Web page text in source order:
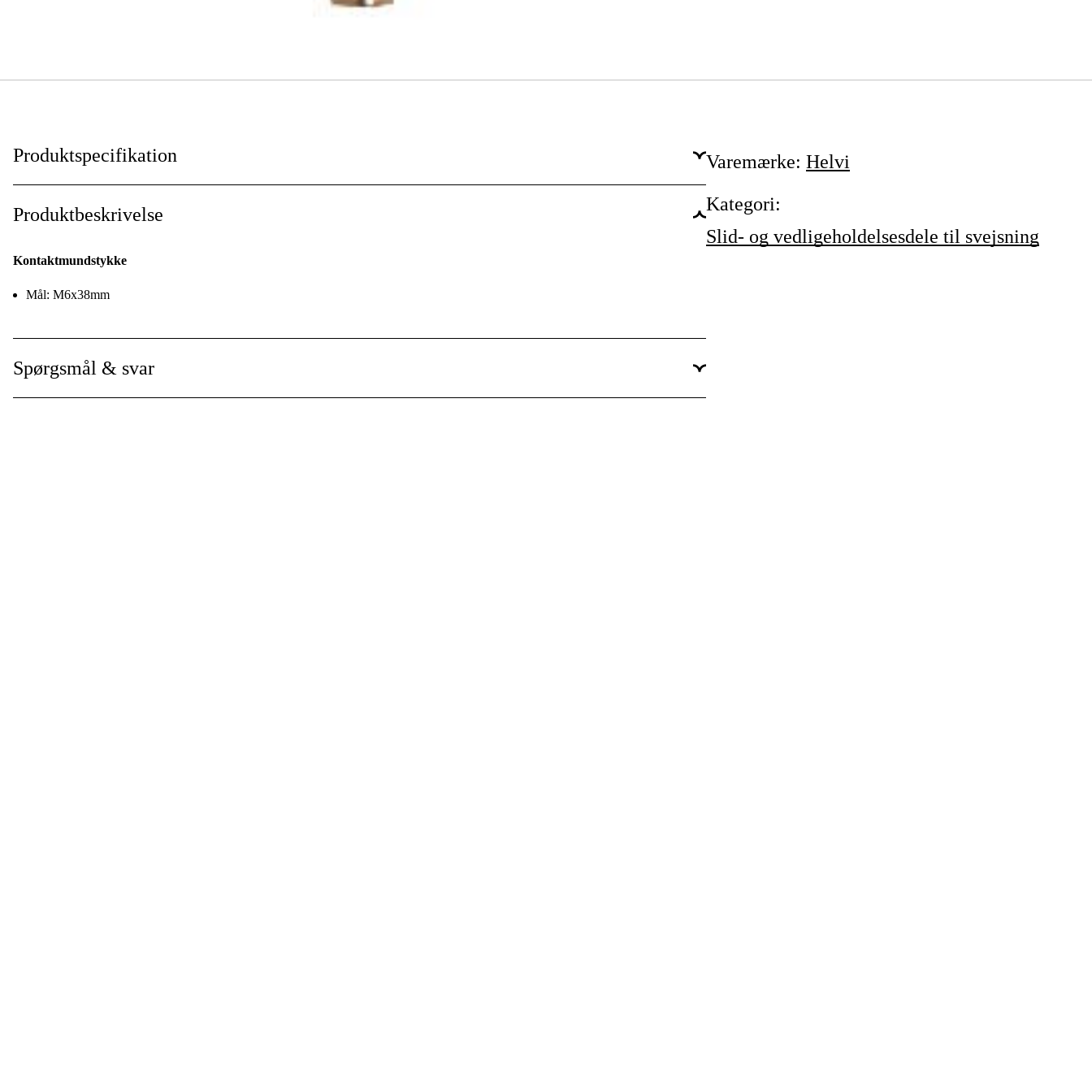
Produktspecifikation
Til svejsetype :
MIG/MAG
Produktbeskrivelse
Kontaktmundstykke
Mål: M6x38mm
Spørgsmål & svar
Varemærke: Helvi
Kategori:
Slid- og vedligeholdelsesdele til svejsning